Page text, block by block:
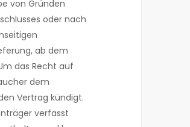
von Gründen
oder nach
ab dem
das Recht auf
dem
Vertrag kündigt.
verfasst